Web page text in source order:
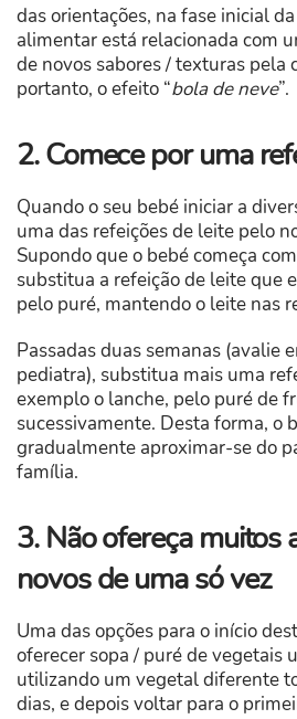
das orientações, na fase inicial
alimentar está relacionada com
de novos sabores / texturas pela
portanto, o efeito “bola de neve”.
2. Comece por uma
Quando o seu bebé iniciar a
uma das refeições de leite pelo
Supondo que o bebé começa
substitua a refeição de leite que
pelo puré, mantendo o leite nas
Passadas duas semanas (avalie
pediatra), substitua mais uma
exemplo o lanche, pelo puré de
sucessivamente. Desta forma, o
gradualmente aproximar-se do
família.
3. Não ofereça muitos
novos de uma só vez
Uma das opções para o início
oferecer sopa / puré de vegetais
utilizando um vegetal diferente
dias, e depois voltar para o